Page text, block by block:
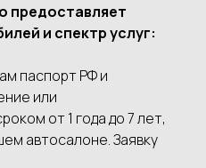
предоставляет
и спектр услуг:
паспорт РФ и
или
от 1 года до 7 лет,
автосалоне. Заявку